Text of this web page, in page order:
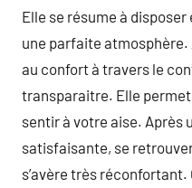
Elle se résume à
une parfaite atmosphère.
au confort à travers le
transparaitre. Elle permet
sentir à votre aise. Après
satisfaisante, se
s’avère très